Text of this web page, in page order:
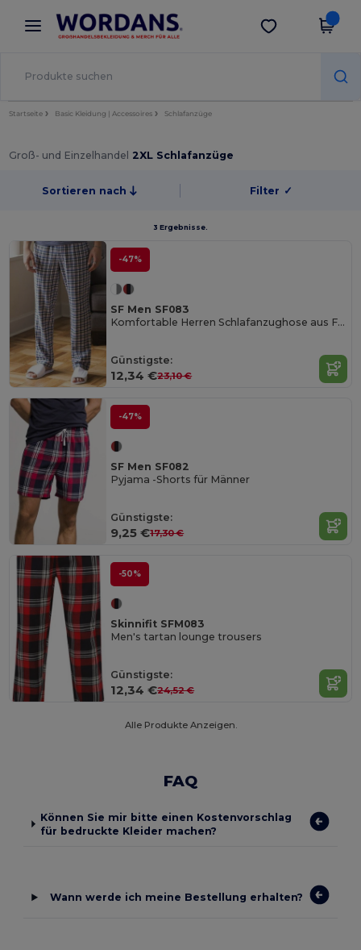
× Wordans App
Bessere Preise in der App!
App holen
Startseite Basic Kleidung | Accessoires Schlafanzüge
Groß- und Einzelhandel 2XL Schlafanzüge
Sortieren nach Filter ✓
3 Ergebnisse.
-47%
SF Men SF083
Komfortable Herren Schlafanzughose aus Flanell
Günstigste:
12,34 €23,10 €
-47%
SF Men SF082
Pyjama -Shorts für Männer
Günstigste:
9,25 €17,30 €
-50%
Skinnifit SFM083
Men's tartan lounge trousers
Günstigste:
12,34 €24,52 €
Alle Produkte Anzeigen.
FAQ
Können Sie mir bitte einen Kostenvorschlag
für bedruckte Kleider machen?
Wann werde ich meine Bestellung erhalten?